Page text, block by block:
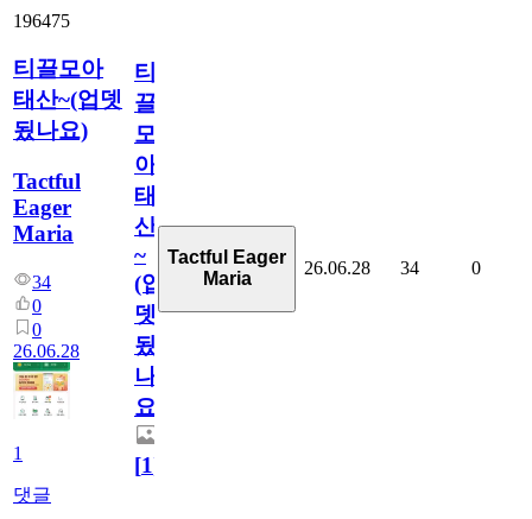
196475
티끌모아
태산~(업뎃
됬나요)
Tactful
Eager
Maria
34
0
0
26.06.28
1
댓글
티
끌
모
아
태
산
~
(업
뎃
됬
나
요)
[1]
Tactful Eager
Maria
26.06.28 34 0